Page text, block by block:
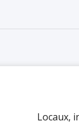
Locaux,